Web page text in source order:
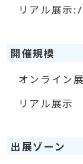
リアル展示:
開催規模
オンライン
リアル展
出展ゾーン